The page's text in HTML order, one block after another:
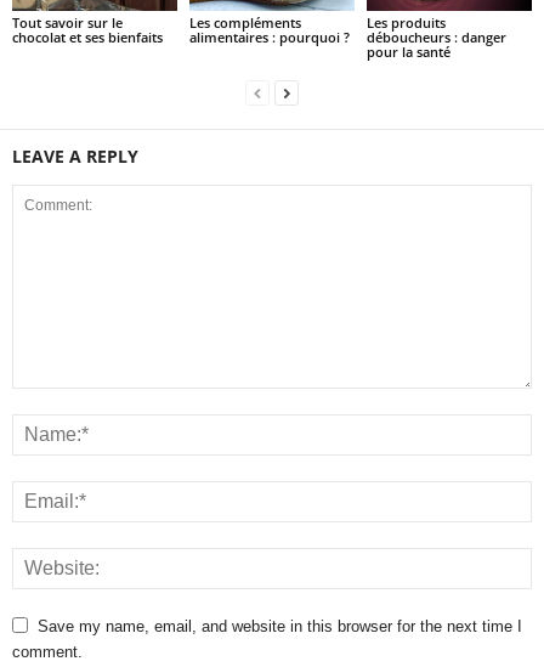
Tout savoir sur le
chocolat et ses bienfaits
Les compléments
alimentaires : pourquoi ?
Les produits
déboucheurs : danger
pour la santé
LEAVE A REPLY
Save my name, email, and website in this browser for the next time I
comment.